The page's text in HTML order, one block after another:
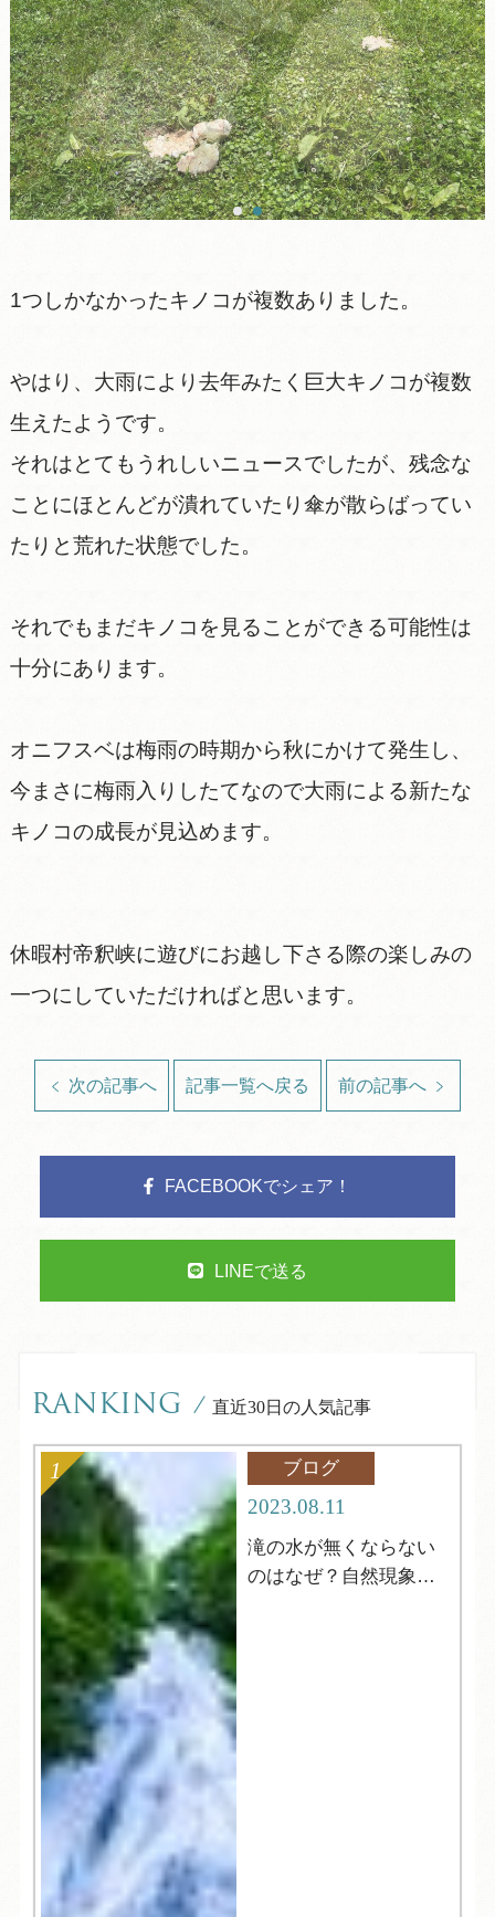
1つしかなかったキノコが複数ありました。
やはり、大雨により去年みたく巨大キノコが複数
生えたようです。
それはとてもうれしいニュースでしたが、残念な
ことにほとんどが潰れていたり傘が散らばってい
たりと荒れた状態でした。
それでもまだキノコを見ることができる可能性は
十分にあります。
オニフスベは梅雨の時期から秋にかけて発生し、
今まさに梅雨入りしたてなので大雨による新たな
キノコの成長が見込めます。
休暇村帝釈峡に遊びにお越し下さる際の楽しみの
一つにしていただければと思います。
次の記事へ 記事一覧へ戻る 前の記事へ
FACEBOOKでシェア！
LINEで送る
RANKING / 直近30日の人気記事
ブログ
2023.08.11
滝の水が無くならない
のはなぜ？自然現象解